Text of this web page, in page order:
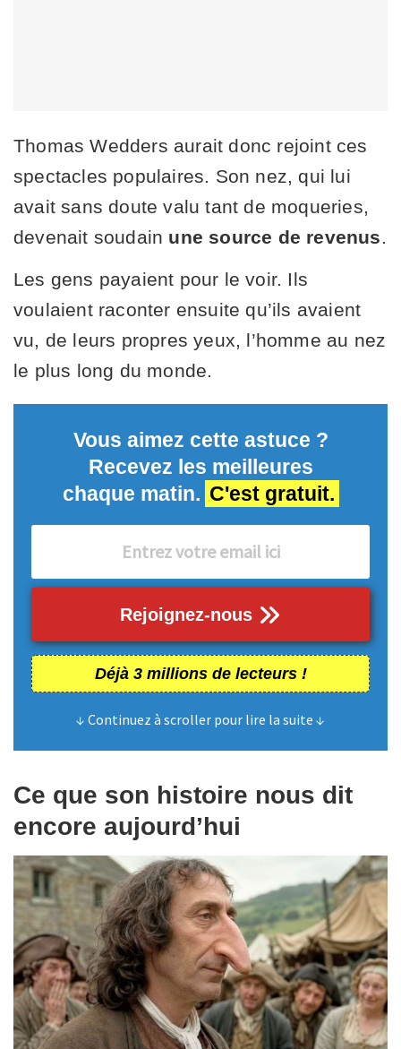
Thomas Wedders aurait donc rejoint ces
spectacles populaires. Son nez, qui lui
avait sans doute valu tant de moqueries,
devenait soudain une source de revenus.
Les gens payaient pour le voir. Ils
voulaient raconter ensuite qu’ils avaient
vu, de leurs propres yeux, l’homme au nez
le plus long du monde.
Vous aimez cette astuce ?
Recevez les meilleures
chaque matin. C'est gratuit.
Rejoignez-nous
Déjà 3 millions de lecteurs !
↓ Continuez à scroller pour lire la suite ↓
Ce que son histoire nous dit
encore aujourd’hui